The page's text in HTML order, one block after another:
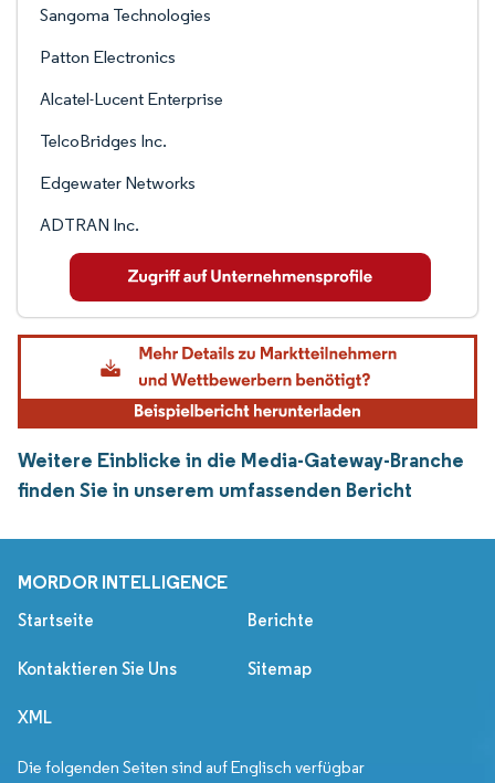
Sangoma Technologies
Patton Electronics
Alcatel-Lucent Enterprise
TelcoBridges Inc.
Edgewater Networks
ADTRAN Inc.
Weitere Einblicke in die Media-Gateway-Branche
finden Sie in unserem umfassenden Bericht
MORDOR INTELLIGENCE
Startseite Berichte
Kontaktieren Sie Uns Sitemap
XML
Die folgenden Seiten sind auf Englisch verfügbar